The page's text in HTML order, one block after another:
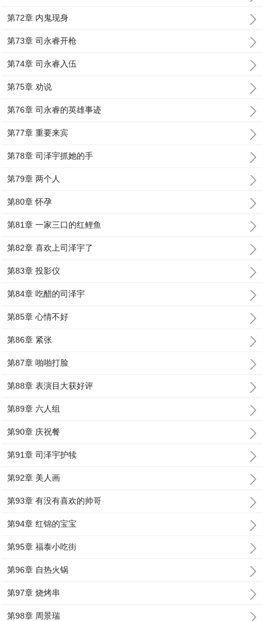
第72章 内鬼现身
第73章 司永睿开枪
第74章 司永睿入伍
第75章 劝说
第76章 司永睿的英雄事迹
第77章 重要来宾
第78章 司泽宇抓她的手
第79章 两个人
第80章 怀孕
第81章 一家三口的红鲤鱼
第82章 喜欢上司泽宇了
第83章 投影仪
第84章 吃醋的司泽宇
第85章 心情不好
第86章 紧张
第87章 啪啪打脸
第88章 表演目大获好评
第89章 六人组
第90章 庆祝餐
第91章 司泽宇护犊
第92章 美人画
第93章 有没有喜欢的帅哥
第94章 红锦的宝宝
第95章 福泰小吃街
第96章 自热火锅
第97章 烧烤串
第98章 周景瑞